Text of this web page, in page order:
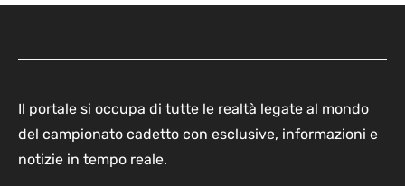
Il portale si occupa di tutte le realtà legate al mondo
del campionato cadetto con esclusive, informazioni e
notizie in tempo reale.